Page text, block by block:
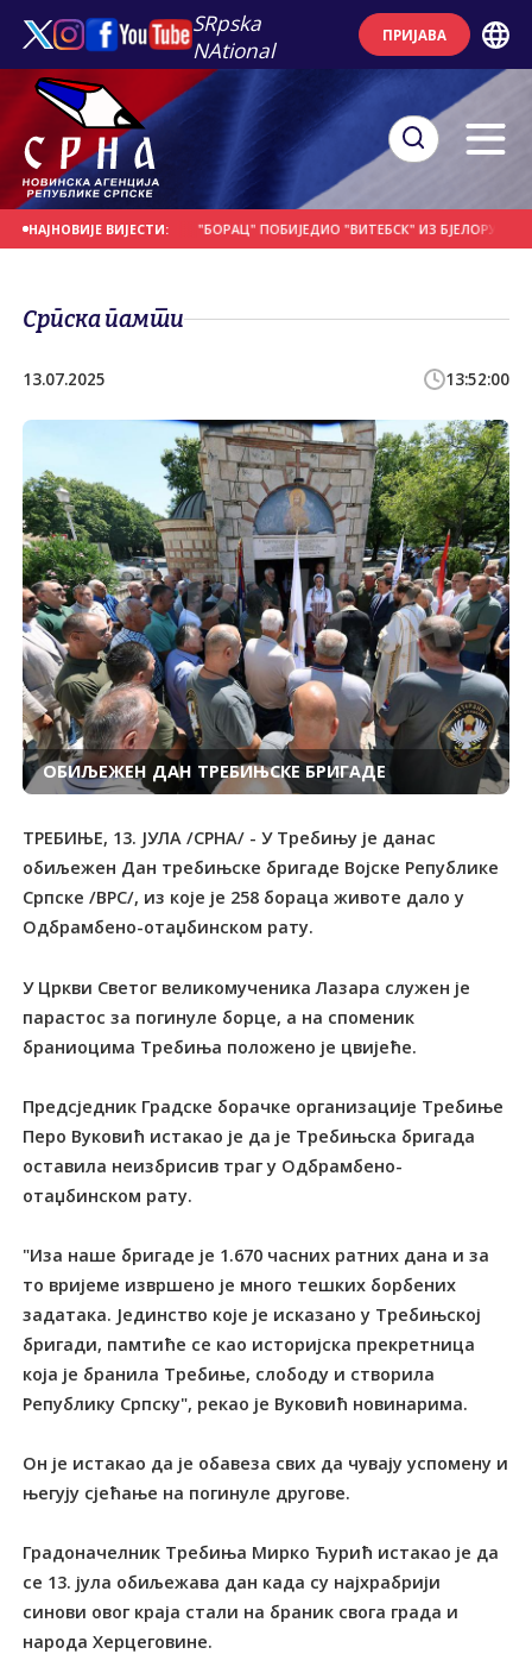
SRpska
NAtional
ПРИЈАВА
НАЈНОВИЈЕ ВИЈЕСТИ:
НА ДАНАШЊИ ДАН "БОРАЦ" ПОБИЈЕДИО "ВИТЕБСК" ИЗ БЈЕЛОРУСИЈЕ
Српска памти
13.07.2025 13:52:00
ОБИЉЕЖЕН ДАН TРЕБИЊСКЕ БРИГАДЕ
TРЕБИЊЕ, 13. ЈУЛА /СРНА/ - У Требињу је данас
обиљежен Дан требињске бригаде Војске Републике
Српске /ВРС/, из које је 258 бораца животе дало у
Одбрамбено-отаџбинском рату.
У Цркви Светог великомученика Лазара служен је
парастос за погинуле борце, а на споменик
браниоцима Требиња положено је цвијеће.
Предсједник Градске борачке организације Требиње
Перо Вуковић истакао је да је Требињска бригада
оставила неизбрисив траг у Одбрамбено-
отаџбинском рату.
"Иза наше бригаде је 1.670 часних ратних дана и за
то вријеме извршено је много тешких борбених
задатака. Јединство које је исказано у Требињској
бригади, памтиће се као историјска прекретница
која је бранила Требиње, слободу и створила
Републику Српску", рекао је Вуковић новинарима.
Он је истакао да је обавеза свих да чувају успомену и
његују сјећање на погинуле другове.
Градоначелник Требиња Мирко Ћурић истакао је да
се 13. јула обиљежава дан када су најхрабрији
синови овог краја стали на браник свога града и
народа Херцеговине.